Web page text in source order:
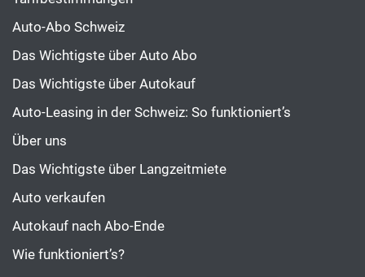
Auto-Abo Schweiz
Das Wichtigste über Auto Abo
Das Wichtigste über Autokauf
Auto-Leasing in der Schweiz: So funktioniert’s
Über uns
Das Wichtigste über Langzeitmiete
Auto verkaufen
Autokauf nach Abo-Ende
Wie funktioniert’s?